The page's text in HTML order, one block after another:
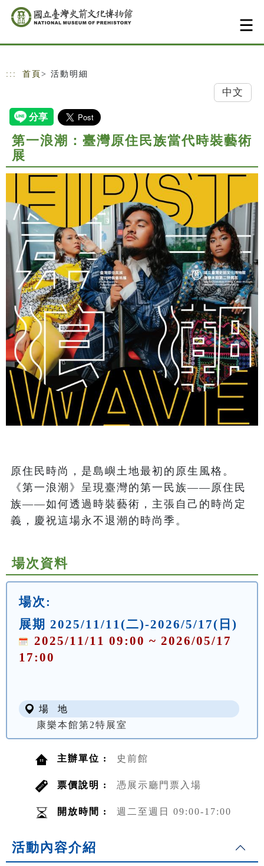
跳到主要內容
網站導覽
::: 首頁 > 活動明細
中文
第一浪潮：臺灣原住民族當代時裝藝術
展
原住民時尚，是島嶼土地最初的原生風格。
《第一浪潮》呈現臺灣的第一民族——原住民
族——如何透過時裝藝術，主張自己的時尚定
義，慶祝這場永不退潮的時尚季。
場次資料
場次:
展期 2025/11/11(二)-2026/5/17(日)
2025/11/11 09:00 ~ 2026/05/17
17:00
場 地
康樂本館第2特展室
主辦單位 : 史前館
票價說明 : 憑展示廳門票入場
開放時間 : 週二至週日 09:00-17:00
活動內容介紹